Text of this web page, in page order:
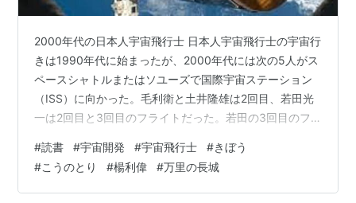
2000年代の日本人宇宙飛行士 日本人宇宙飛行士の宇宙行
きは1990年代に始まったが、2000年代には次の5人がス
ペースシャトルまたはソユーズで国際宇宙ステーション
（ISS）に向かった。毛利衛と土井隆雄は2回目、若田光
一は2回目と3回目のフライトだった。若田の3回目のフ
一の2回目のミッションでは宇宙に159日間滞在し日本人
最長となったが、2014年に若田に抜き返された。 毛利
衛 2000年2月11〜22日 若田光一 2000年10月11〜24
#読書 #宇宙開発 #宇宙飛行士 #きぼう
#こうのとり #楊利偉 #万里の長城